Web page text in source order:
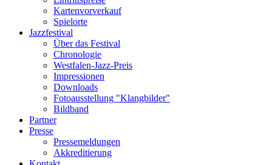
Kartenvorverkauf
Spielorte
Jazzfestival
Über das Festival
Chronologie
Westfalen-Jazz-Preis
Impressionen
Downloads
Fotoausstellung "Klangbilder"
Bildband
Partner
Presse
Pressemeldungen
Akkreditierung